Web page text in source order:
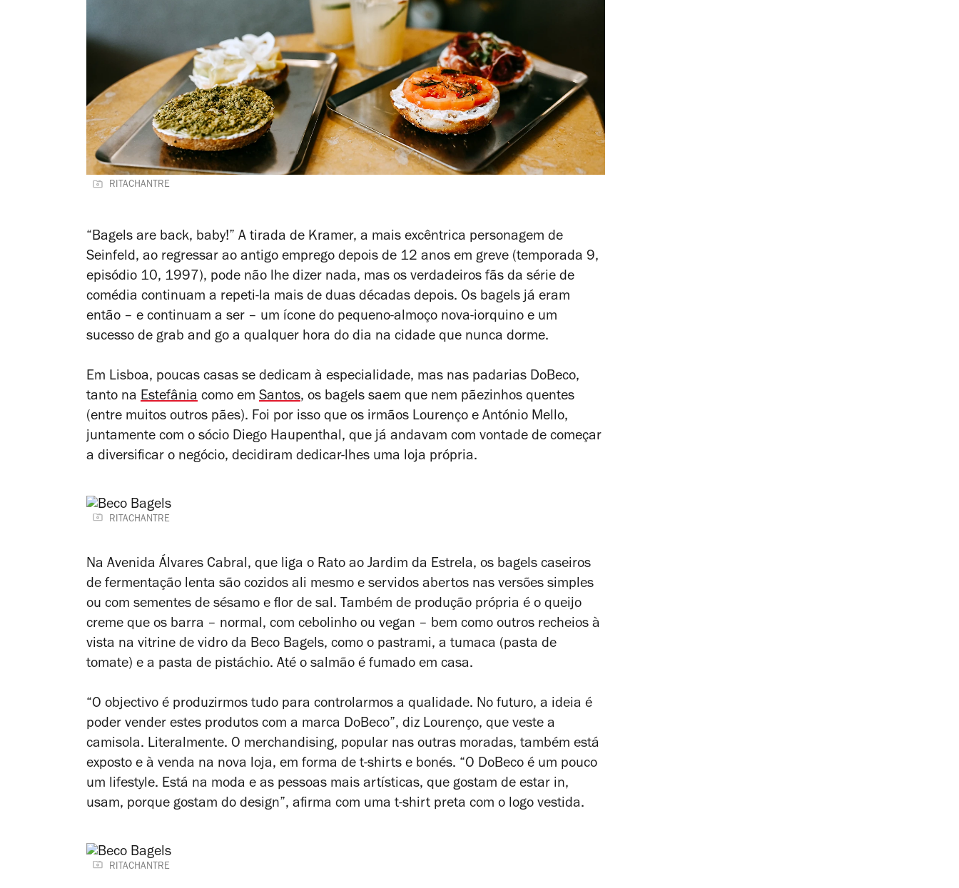
RITACHANTRE
“Bagels are back, baby!” A tirada de Kramer, a mais excêntrica personagem de
Seinfeld, ao regressar ao antigo emprego depois de 12 anos em greve (temporada 9,
episódio 10, 1997), pode não lhe dizer nada, mas os verdadeiros fãs da série de
comédia continuam a repeti-la mais de duas décadas depois. Os bagels já eram
então – e continuam a ser – um ícone do pequeno-almoço nova-iorquino e um
sucesso de grab and go a qualquer hora do dia na cidade que nunca dorme.
Em Lisboa, poucas casas se dedicam à especialidade, mas nas padarias DoBeco,
tanto na Estefânia como em Santos, os bagels saem que nem pãezinhos quentes
(entre muitos outros pães). Foi por isso que os irmãos Lourenço e António Mello,
juntamente com o sócio Diego Haupenthal, que já andavam com vontade de começar
a diversificar o negócio, decidiram dedicar-lhes uma loja própria.
RITACHANTRE
Na Avenida Álvares Cabral, que liga o Rato ao Jardim da Estrela, os bagels caseiros
de fermentação lenta são cozidos ali mesmo e servidos abertos nas versões simples
ou com sementes de sésamo e flor de sal. Também de produção própria é o queijo
creme que os barra – normal, com cebolinho ou vegan – bem como outros recheios à
vista na vitrine de vidro da Beco Bagels, como o pastrami, a tumaca (pasta de
tomate) e a pasta de pistáchio. Até o salmão é fumado em casa.
“O objectivo é produzirmos tudo para controlarmos a qualidade. No futuro, a ideia é
poder vender estes produtos com a marca DoBeco”, diz Lourenço, que veste a
camisola. Literalmente. O merchandising, popular nas outras moradas, também está
exposto e à venda na nova loja, em forma de t-shirts e bonés. “O DoBeco é um pouco
um lifestyle. Está na moda e as pessoas mais artísticas, que gostam de estar in,
usam, porque gostam do design”, afirma com uma t-shirt preta com o logo vestida.
RITACHANTRE